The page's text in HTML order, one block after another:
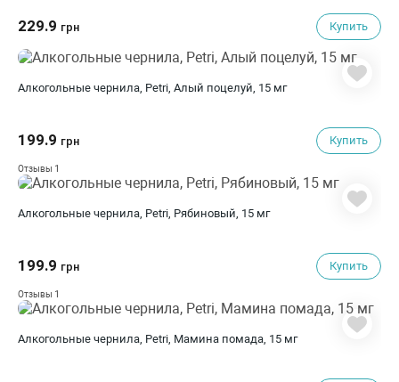
229.9 грн Купить
Алкогольные чернила, Petri, Алый поцелуй, 15 мг
199.9 грн Купить
Отзывы 1
Алкогольные чернила, Petri, Рябиновый, 15 мг
199.9 грн Купить
Отзывы 1
Алкогольные чернила, Petri, Мамина помада, 15 мг